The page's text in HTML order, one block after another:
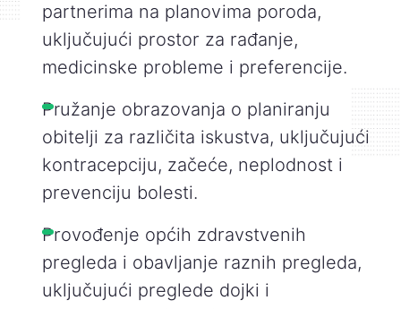
partnerima na planovima poroda,
uključujući prostor za rađanje,
medicinske probleme i preferencije.
Pružanje obrazovanja o planiranju
obitelji za različita iskustva, uključujući
kontracepciju, začeće, neplodnost i
prevenciju bolesti.
Provođenje općih zdravstvenih
pregleda i obavljanje raznih pregleda,
uključujući preglede dojki i